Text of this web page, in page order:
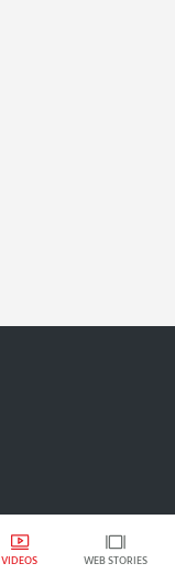
VIDEOS WEB STORIES